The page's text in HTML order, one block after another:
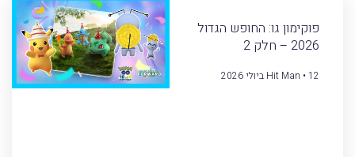
פוקימון גו: החופש הגדול
2026 – חלק 2
Hit Man 12 ביולי 2026